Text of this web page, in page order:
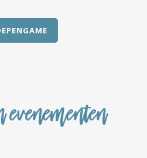
evenementen